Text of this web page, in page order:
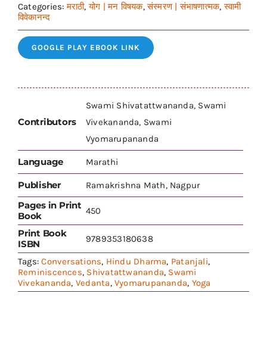
Categories:मराठी,योग | मन विषयक,संस्मरण | संभाषणात्मक,स्वामी
विवेकानन्द
GOOGLE PLAY EBOOK LINK
Contributors
Swami Shivatattwananda, Swami
Vivekananda, Swami
Vyomarupananda
Language Marathi
Publisher Ramakrishna Math, Nagpur
Pages in Print
Book
450
Print Book
ISBN
9789353180638
Tags:Conversations, Hindu Dharma, Patanjali,
Reminiscences, Shivatattwananda, Swami
Vivekananda, Vedanta, Vyomarupananda, Yoga